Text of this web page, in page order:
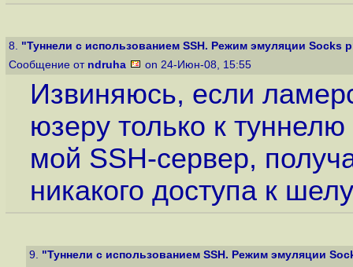
8. "Туннели с использованием SSH. Режим эмуляции Socks
Сообщение от ndruha on 24-Июн-08, 15:55
Извиняюсь, если
юзеру только к
мой SSH-сервер,
никакого доступа к
9. "Туннели с использованием SSH. Режим эмуляции